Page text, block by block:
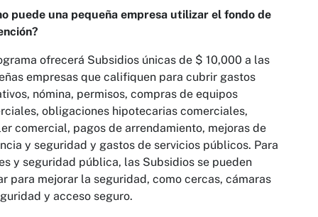
puede una pequeña empresa utilizar el fondo de
ofrecerá Subsidios únicas de $ 10,000 a las
empresas que califiquen para cubrir gastos
nómina, permisos, compras de equipos
obligaciones hipotecarias comerciales,
comercial, pagos de arrendamiento, mejoras de
y seguridad y gastos de servicios públicos. Para
y seguridad pública, las Subsidios se pueden
para mejorar la seguridad, como cercas, cámaras
y acceso seguro.